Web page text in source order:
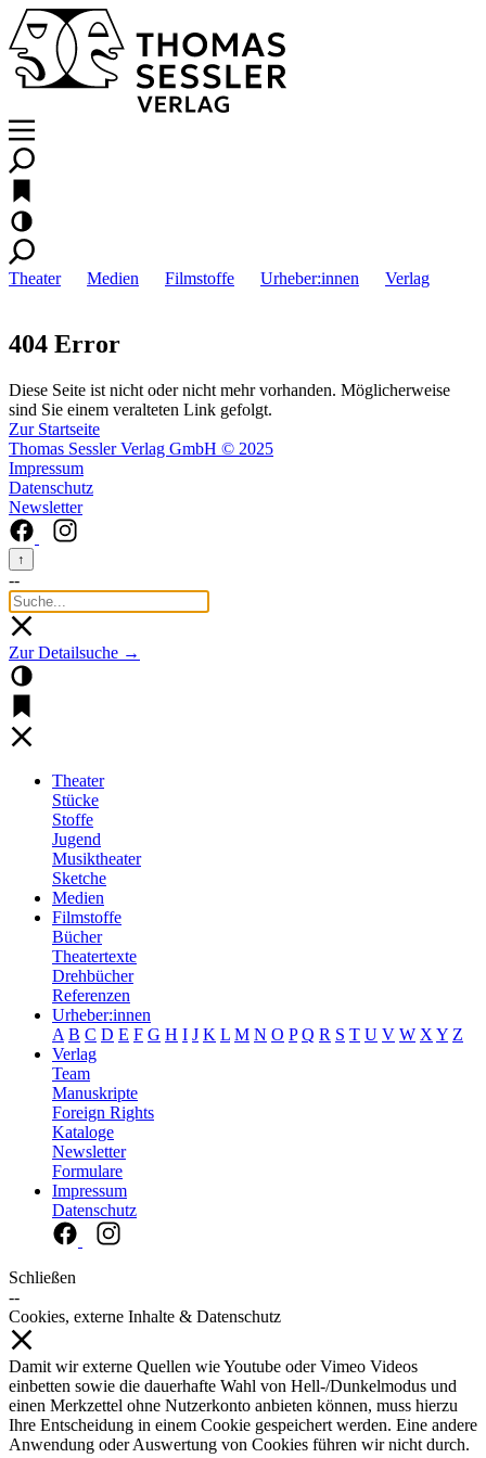
Theater Medien Filmstoffe Urheber:innen Verlag
404 Error
Diese Seite ist nicht oder nicht mehr vorhanden. Möglicherweise
sind Sie einem veralteten Link gefolgt.
Zur Startseite
Thomas Sessler Verlag GmbH © 2025
Impressum
Datenschutz
Newsletter
↑
--
Zur Detailsuche →
Theater
Stücke
Stoffe
Jugend
Musiktheater
Sketche
Medien
Filmstoffe
Bücher
Theatertexte
Drehbücher
Referenzen
Urheber:innen
A B C D E F G H I J K L M N O P Q R S T U V W X Y Z
Verlag
Team
Manuskripte
Foreign Rights
Kataloge
Newsletter
Formulare
Impressum
Datenschutz
Schließen
--
Cookies, externe Inhalte & Datenschutz
Damit wir externe Quellen wie Youtube oder Vimeo Videos
einbetten sowie die dauerhafte Wahl von Hell-/Dunkelmodus und
einen Merkzettel ohne Nutzerkonto anbieten können, muss hierzu
Ihre Entscheidung in einem Cookie gespeichert werden. Eine andere
Anwendung oder Auswertung von Cookies führen wir nicht durch.